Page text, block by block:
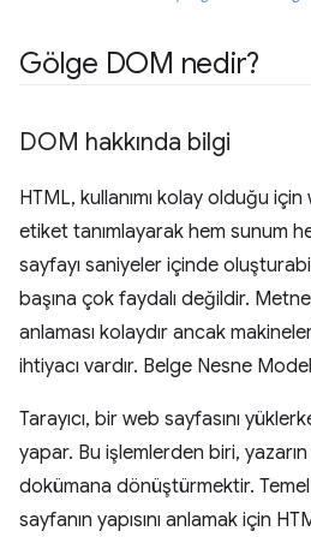
Gölge DOM nedir?
DOM hakkında bilgi
HTML, kullanımı kolay olduğu
etiket tanımlayarak hem sunum
sayfayı saniyeler içinde
başına çok faydalı değildir.
anlaması kolaydır ancak
ihtiyacı vardır. Belge Nesne
Tarayıcı, bir web sayfasını
yapar. Bu işlemlerden biri, yazarın
dokümana dönüştürmektir. Temel
sayfanın yapısını anlamak için